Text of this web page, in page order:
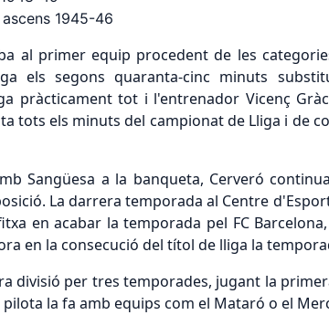
1945-46
al primer equip procedent de les
els segons quaranta-cinc minuts
pràcticament tot i l'entrenador Vicenç
tots els minuts del campionat de Lliga i de
Sangüesa a la banqueta, Cerveró
La darrera temporada al Centre
en acabar la temporada pel FC
en la consecució del títol de lliga la
divisió per tres temporades, jugant la
la fa amb equips com el Mataró o el